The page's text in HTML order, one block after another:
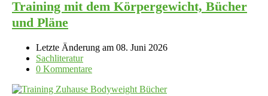
Training mit dem Körpergewicht, Bücher
und Pläne
Letzte Änderung am 08. Juni 2026
Sachliteratur
0 Kommentare